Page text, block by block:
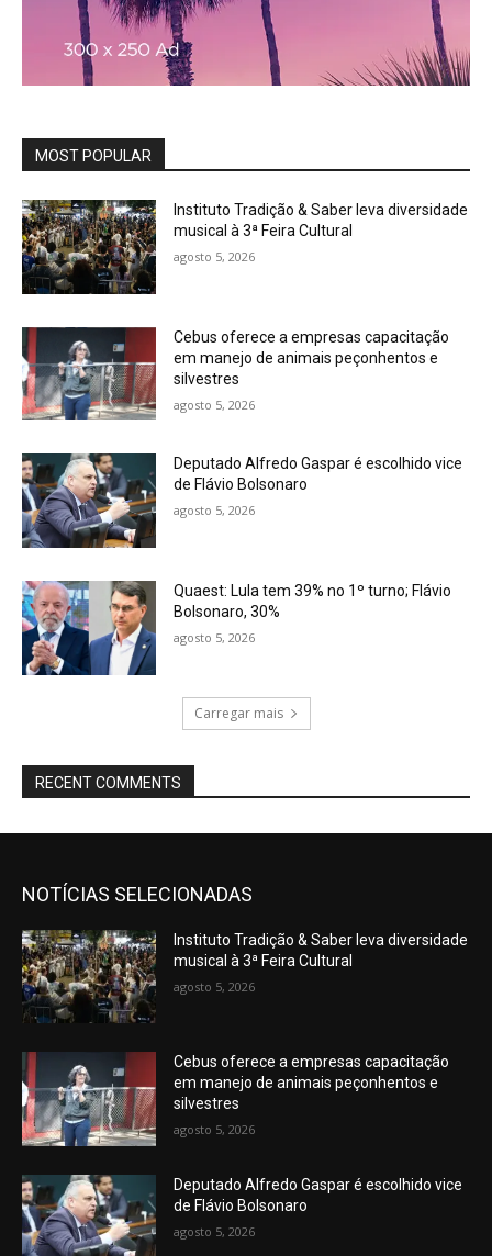
MOST POPULAR
Instituto Tradição & Saber leva diversidade
musical à 3ª Feira Cultural
agosto 5, 2026
Cebus oferece a empresas capacitação
em manejo de animais peçonhentos e
silvestres
agosto 5, 2026
Deputado Alfredo Gaspar é escolhido vice
de Flávio Bolsonaro
agosto 5, 2026
Quaest: Lula tem 39% no 1º turno; Flávio
Bolsonaro, 30%
agosto 5, 2026
Carregar mais
RECENT COMMENTS
NOTÍCIAS SELECIONADAS
Instituto Tradição & Saber leva diversidade
musical à 3ª Feira Cultural
agosto 5, 2026
Cebus oferece a empresas capacitação
em manejo de animais peçonhentos e
silvestres
agosto 5, 2026
Deputado Alfredo Gaspar é escolhido vice
de Flávio Bolsonaro
agosto 5, 2026